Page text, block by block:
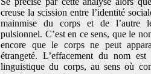
creuse la scission entre l’identité
mainmise du corps et de l’autre
pulsionnel. C’est en ce sens, que le
encore que le corps ne peut
étrangeté. L’effacement du nom est
linguistique du corps, au sens où